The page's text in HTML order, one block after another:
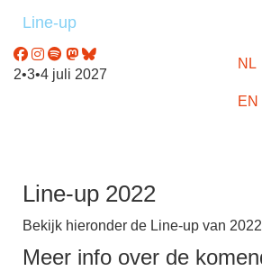
Line-up
2•3•4 juli 2027
NL
EN
Line-up 2022
Bekijk hieronder de Line-up van
Meer info over de